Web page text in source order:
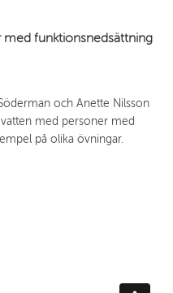
med funktionsnedsättning
och Anette Nilsson
med personer med
på olika övningar.